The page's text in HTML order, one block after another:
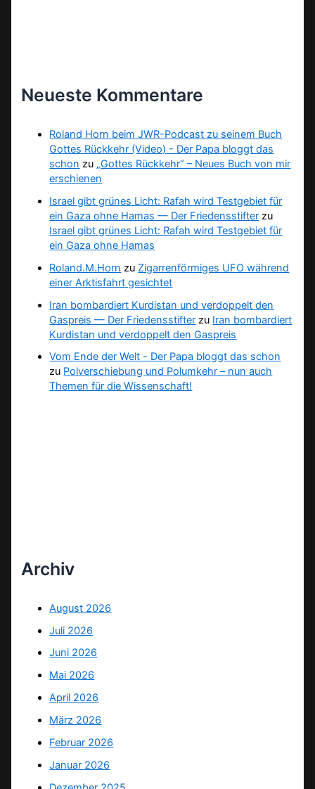
Neueste Kommentare
Roland Horn beim JWR-Podcast zu seinem Buch
Gottes Rückkehr (Video) - Der Papa bloggt das
schon zu „Gottes Rückkehr“ – Neues Buch von mir
erschienen
Israel gibt grünes Licht: Rafah wird Testgebiet für
ein Gaza ohne Hamas — Der Friedensstifter zu
Israel gibt grünes Licht: Rafah wird Testgebiet für
ein Gaza ohne Hamas
Roland.M.Horn zu Zigarrenförmiges UFO während
einer Arktisfahrt gesichtet
Iran bombardiert Kurdistan und verdoppelt den
Gaspreis — Der Friedensstifter zu Iran bombardiert
Kurdistan und verdoppelt den Gaspreis
Vom Ende der Welt - Der Papa bloggt das schon
zu Polverschiebung und Polumkehr – nun auch
Themen für die Wissenschaft!
Archiv
August 2026
Juli 2026
Juni 2026
Mai 2026
April 2026
März 2026
Februar 2026
Januar 2026